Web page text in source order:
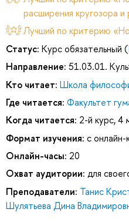
расширения кругозора и
Лучший по критерию
Статус: Курс обязательный (
Направление: 51.03.01.
Кто читает: Школа
Где читается: Факультет
Когда читается: 2-й курс, 4
Формат изучения: с
Онлайн-часы: 20
Охват аудитории: для
Преподаватели: Танис
Шулятьева Дина